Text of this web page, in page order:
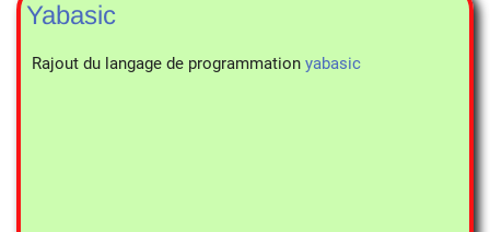
Yabasic
Rajout du langage de programmation yabasic